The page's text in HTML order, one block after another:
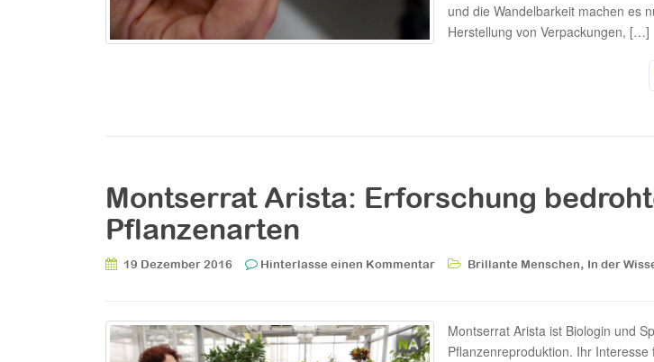
und die Wandelbarkeit machen es
Herstellung von Verpackungen, […]
Montserrat Arista: Erforschung
Pflanzenarten
19 Dezember 2016 Hinterlasse einen Kommentar Brillante Menschen, In der
Montserrat Arista ist Biologin und
Pflanzenreproduktion. Ihr Interesse